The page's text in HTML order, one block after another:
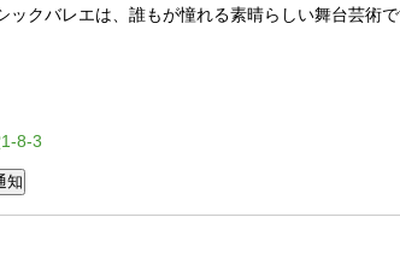
ックバレエは、誰もが憧れる素晴らしい舞台芸術
8-3